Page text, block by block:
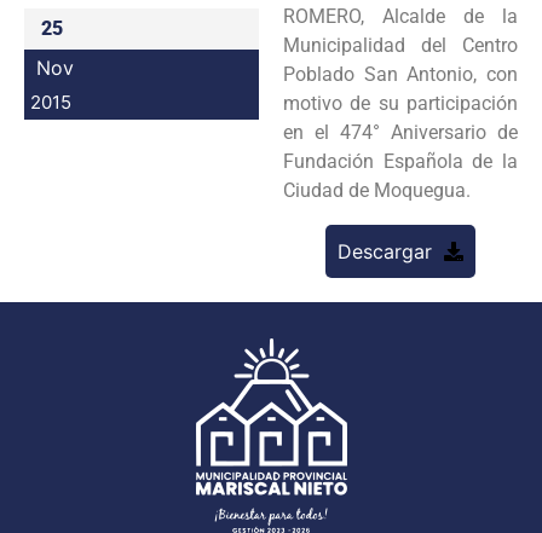
Intranet
25
Nov
2015
ROMERO, Alcalde de la
Municipalidad del Centro
Poblado San Antonio, con
motivo de su participación
en el 474° Aniversario de
Fundación Española de la
Ciudad de Moquegua.
Descargar